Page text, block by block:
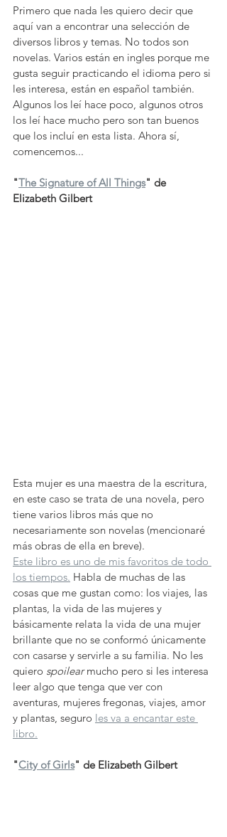
Primero que nada les quiero decir que
aquí van a encontrar una selección de
diversos libros y temas. No todos son
novelas. Varios están en ingles porque me
gusta seguir practicando el idioma pero si
les interesa, están en español también.
Algunos los leí hace poco, algunos otros
los leí hace mucho pero son tan buenos
que los incluí en esta lista. Ahora sí,
comencemos...
"The Signature of All Things" de
Elizabeth Gilbert
Esta mujer es una maestra de la escritura,
en este caso se trata de una novela, pero
tiene varios libros más que no
necesariamente son novelas (mencionaré
más obras de ella en breve).
Este libro es uno de mis favoritos de todo
los tiempos. Habla de muchas de las
cosas que me gustan como: los viajes, las
plantas, la vida de las mujeres y
básicamente relata la vida de una mujer
brillante que no se conformó únicamente
con casarse y servirle a su familia. No les
quiero spoilear mucho pero si les interesa
leer algo que tenga que ver con
aventuras, mujeres fregonas, viajes, amor
y plantas, seguro les va a encantar este
libro.
"City of Girls" de Elizabeth Gilbert